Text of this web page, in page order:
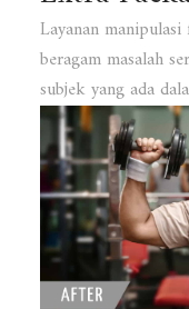
Layanan
beragam masalah
subjek yang ada